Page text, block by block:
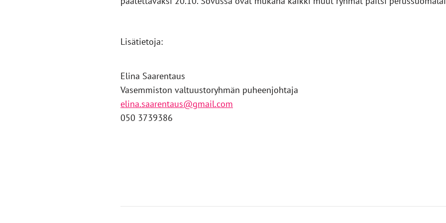
Lisätietoja:
Elina Saarentaus
Vasemmiston valtuustoryhmän puheenjohtaja
elina.saarentaus@gmail.com
050 3739386